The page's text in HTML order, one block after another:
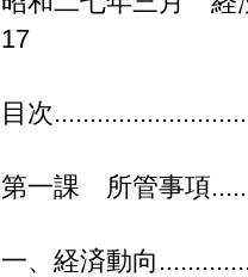
17
目次
第一課 所管事項
一、経済動向